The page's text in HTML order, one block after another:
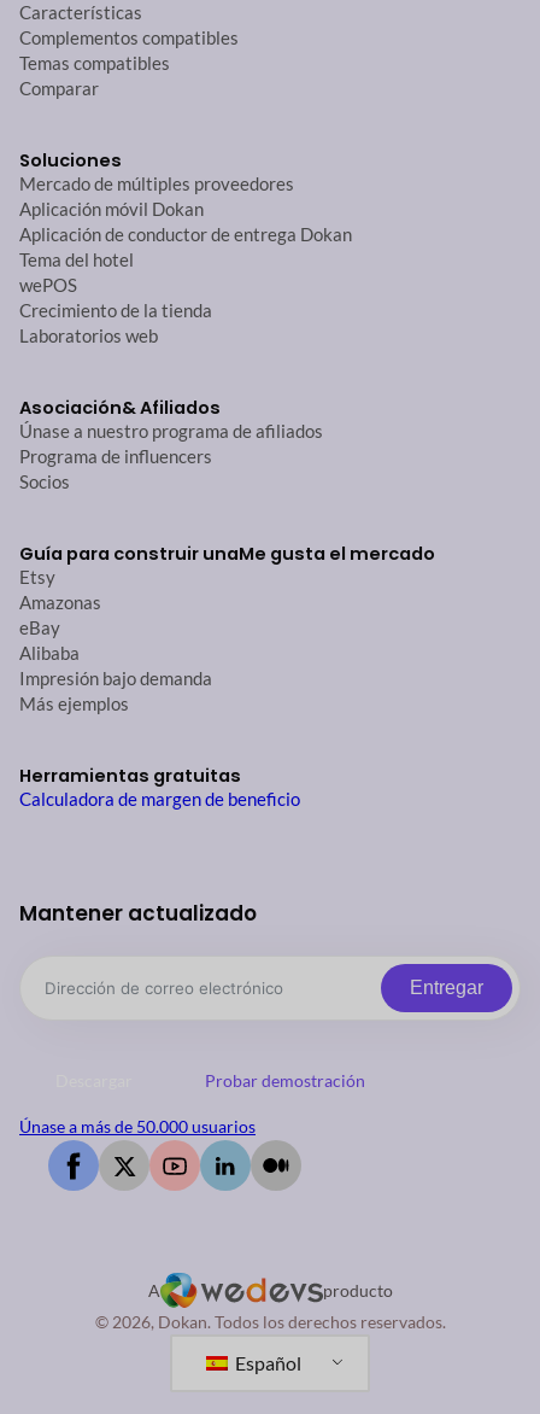
Características
Complementos compatibles
Temas compatibles
Comparar
Soluciones
Mercado de múltiples proveedores
Aplicación móvil Dokan
Aplicación de conductor de entrega Dokan
Tema del hotel
wePOS
Crecimiento de la tienda
Laboratorios web
Asociación& Afiliados
Únase a nuestro programa de afiliados
Programa de influencers
Socios
Guía para construir unaMe gusta el mercado
Etsy
Amazonas
eBay
Alibaba
Impresión bajo demanda
Más ejemplos
Herramientas gratuitas
Calculadora de margen de beneficio
Mantener actualizado
Entregar
Probar demostración
Únase a más de 50.000 usuarios
A
producto
© 2026, Dokan. Todos los derechos reservados.
Español